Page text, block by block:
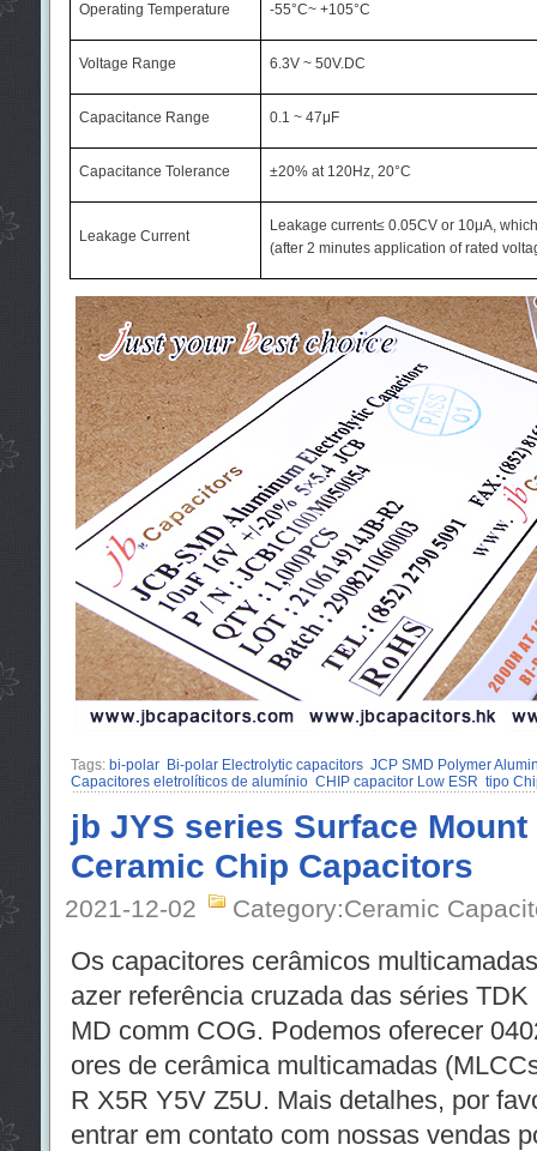
Operating Temperature -55°C~ +105°C
Voltage Range 6.3V ~ 50V.DC
Capacitance Range 0.1 ~ 47μ F
Capacitance Tolerance ±20% at 120Hz, 20°C
Leakage Current
Leakage current≤0.05CV or 10μA,
(after 2 minutes application of rated
Tags: bi-polar Bi-polar Electrolytic capacitors JCP SMD Polymer
Capacitores eletrolíticos de alumínio CHIP capacitor Low ESR tipo
jb JYS series Surface
Ceramic Chip Capacitors
2021-12-02 Category:Ceramic
Os capacitores cerâmicos
azer referência cruzada das séries TDK
MD comm COG. Podemos oferecer
ores de cerâmica multicamadas
R X5R Y5V Z5U. Mais detalhes, por
entrar em contato com nossas vendas